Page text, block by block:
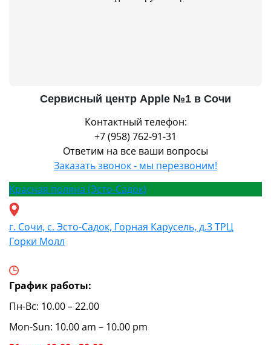
Сервисный центр Apple №1 в Сочи
Контактный телефон:
+7 (958) 762-91-31
Ответим на все ваши вопросы
Заказать звонок - мы перезвоним!
Красная поляна (Эсто-Садок)
г. Сочи, с. Эсто-Садок, Горная Карусель, д.3 ТРЦ
Горки Молл
График работы:
Пн-Вс: 10.00 – 22.00
Mon-Sun: 10.00 am – 10.00 pm